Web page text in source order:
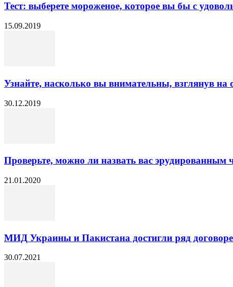
Тест: выберете мороженое, которое вы бы с
15.09.2019
Узнайте, насколько вы внимательны, взглянув
30.12.2019
Проверьте, можно ли назвать вас эрудированным
21.01.2020
МИД Украины и Пакистана достигли ряд
30.07.2021